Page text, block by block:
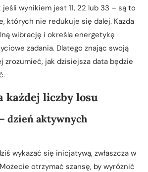
jeśli wynikiem jest 11, 22 lub 33 – są to
których nie redukuje się dalej. Każda
wibrację i określa energetykę
zadania. Dlatego znając swoją
zrozumieć, jak dzisiejsza data będzie
każdej liczby losu
dzień aktywnych
wykazać się inicjatywą, zwłaszcza w
otrzymać szansę, by wyróżnić